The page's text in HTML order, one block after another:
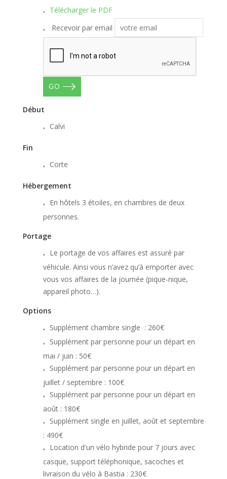
Télécharger le PDF
Recevoir par email
GO
Début
Calvi
Fin
Corte
Hébergement
En hôtels 3 étoiles, en chambres de deux
personnes.
Portage
Le portage de vos affaires est assuré par
véhicule. Ainsi vous n’avez qu’à emporter avec
vous vos affaires de la journée (pique-nique,
appareil photo…).
Options
Supplément chambre single : 260€
Supplément par personne pour un départ en
mai / juin : 50€
Supplément par personne pour un départ en
juillet / septembre : 100€
Supplément par personne pour un départ en
août : 180€
Supplément single en juillet, août et septembre
: 490€
Location d'un vélo hybride pour 7 jours avec
casque, support téléphonique, sacoches et
livraison du vélo à Bastia : 230€